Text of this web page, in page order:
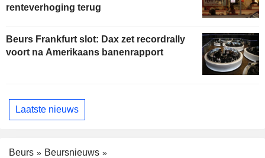
renteverhoging terug
Beurs Frankfurt slot: Dax zet recordrally
voort na Amerikaans banenrapport
Laatste nieuws
Beurs
Beursnieuws